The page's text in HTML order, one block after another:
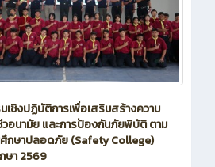
เชิงปฏิบัติการเพื่อเสริมสร้างความ
อนามัย และการป้องกันภัยพิบัติ ตาม
กษาปลอดภัย (Safety College)
ษา 2569